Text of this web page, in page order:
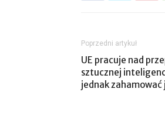
Poprzedni artykuł
UE pracuje nad
sztucznej
jednak zahamować